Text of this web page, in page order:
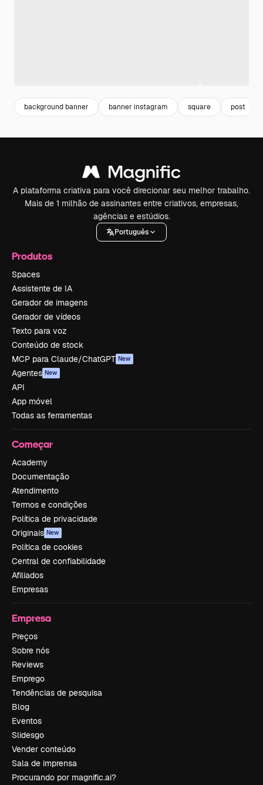
background banner banner instagram square post
A plataforma criativa para você direcionar seu melhor trabalho.
Mais de 1 milhão de assinantes entre criativos, empresas,
agências e estúdios.
Português
Produtos
Spaces
Assistente de IA
Gerador de imagens
Gerador de vídeos
Texto para voz
Conteúdo de stock
MCP para Claude/ChatGPT New
Agentes New
API
App móvel
Todas as ferramentas
Começar
Academy
Documentação
Atendimento
Termos e condições
Política de privacidade
Originais New
Política de cookies
Central de confiabilidade
Afiliados
Empresas
Empresa
Preços
Sobre nós
Reviews
Emprego
Tendências de pesquisa
Blog
Eventos
Slidesgo
Vender conteúdo
Sala de imprensa
Procurando por magnific.ai?